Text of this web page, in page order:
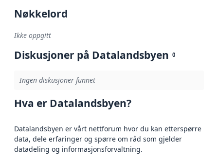
Nøkkelord
Ikke oppgitt
Diskusjoner på Datalandsbyen 0
Ingen diskusjoner funnet
Hva er Datalandsbyen?
Datalandsbyen er vårt nettforum hvor du kan etterspørre
data, dele erfaringer og spørre om råd som gjelder
datadeling og informasjonsforvaltning.